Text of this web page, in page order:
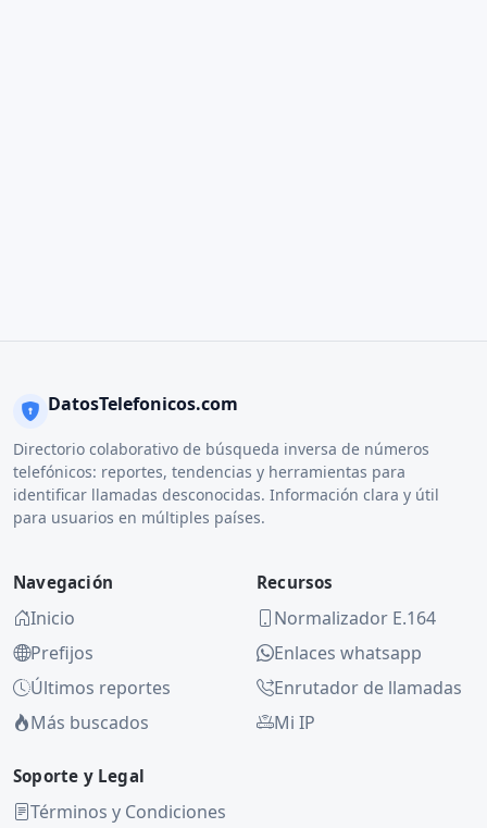
DatosTelefonicos.com
Directorio colaborativo de búsqueda inversa de números
telefónicos: reportes, tendencias y herramientas para
identificar llamadas desconocidas. Información clara y útil
para usuarios en múltiples países.
Navegación
Inicio
Prefijos
Últimos reportes
Más buscados
Recursos
Normalizador E.164
Enlaces whatsapp
Enrutador de llamadas
Mi IP
Soporte y Legal
Términos y Condiciones